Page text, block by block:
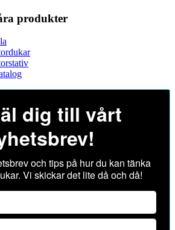
produkter
dig till vårt
och tips på hur du kan tänka
Vi skickar det lite då och då!